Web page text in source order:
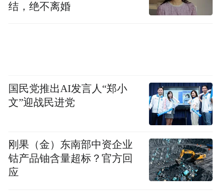
结，绝不离婚
国民党推出AI发言人“郑小
文”迎战民进党
刚果（金）东南部中资企业
钴产品铀含量超标？官方回
应